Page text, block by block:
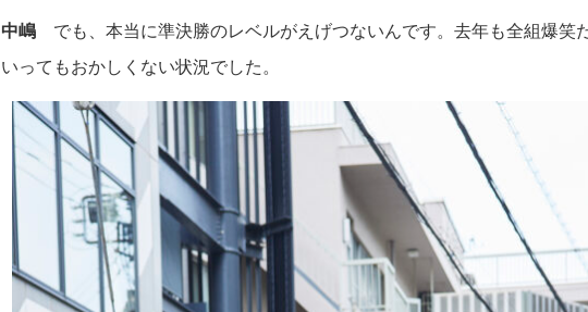
中嶋 でも、本当に準決勝のレベルがえげつないんです。去年も全組爆笑
いってもおかしくない状況でした。